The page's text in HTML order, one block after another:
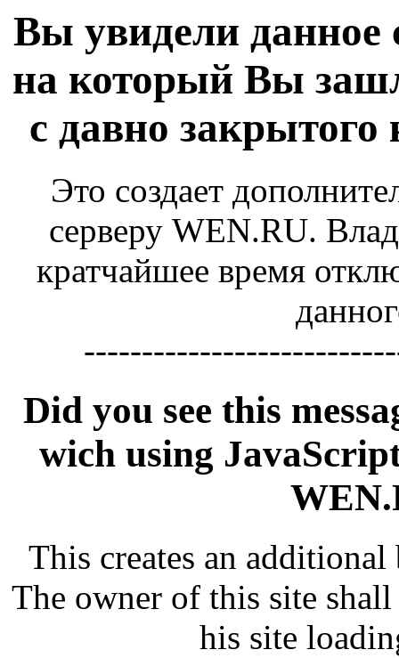
Вы увидели данное
на который Вы
с давно
Это создает
серверу WEN.RU.
кратчайшее время
Did you see this
wich using
This creates an
The owner of this site
his site